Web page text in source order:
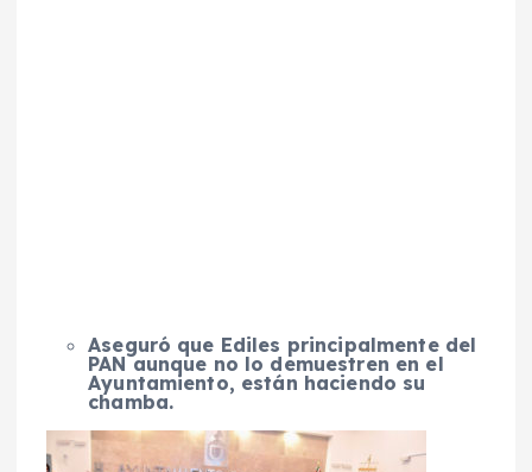
Aseguró que Ediles principalmente del
PAN aunque no lo demuestren en el
Ayuntamiento, están haciendo su
chamba.